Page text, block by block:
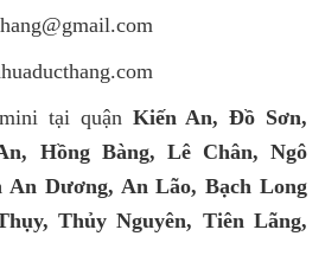
tại quận Kiến An, Đồ Sơn,
Hồng Bàng, Lê Chân, Ngô
An Dương, An Lão, Bạch Long
Thủy Nguyên, Tiên Lãng,